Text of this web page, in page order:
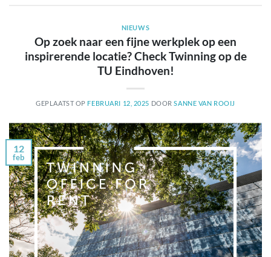
NIEUWS
Op zoek naar een fijne werkplek op een
inspirerende locatie? Check Twinning op de
TU Eindhoven!
GEPLAATST OP FEBRUARI 12, 2025 DOORSANNE VAN ROOIJ
12
feb